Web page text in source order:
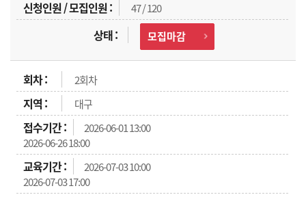
47 / 120
모집마감
2회차
대구
2026-06-01 13:00
2026-06-26 18:00
2026-07-03 10:00
2026-07-03 17:00